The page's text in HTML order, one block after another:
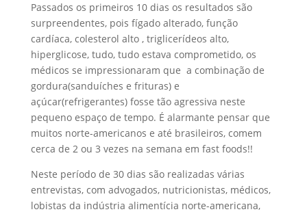
Passados os primeiros 10 dias os resultados são
surpreendentes, pois fígado alterado, função
cardíaca, colesterol alto , triglicerídeos alto,
hiperglicose, tudo, tudo estava comprometido, os
médicos se impressionaram que a combinação de
gordura(sanduíches e frituras) e
açúcar(refrigerantes) fosse tão agressiva neste
pequeno espaço de tempo. É alarmante pensar que
muitos norte-americanos e até brasileiros, comem
cerca de 2 ou 3 vezes na semana em fast foods!!
Neste período de 30 dias são realizadas várias
entrevistas, com advogados, nutricionistas, médicos,
lobistas da indústria alimentícia norte-americana,